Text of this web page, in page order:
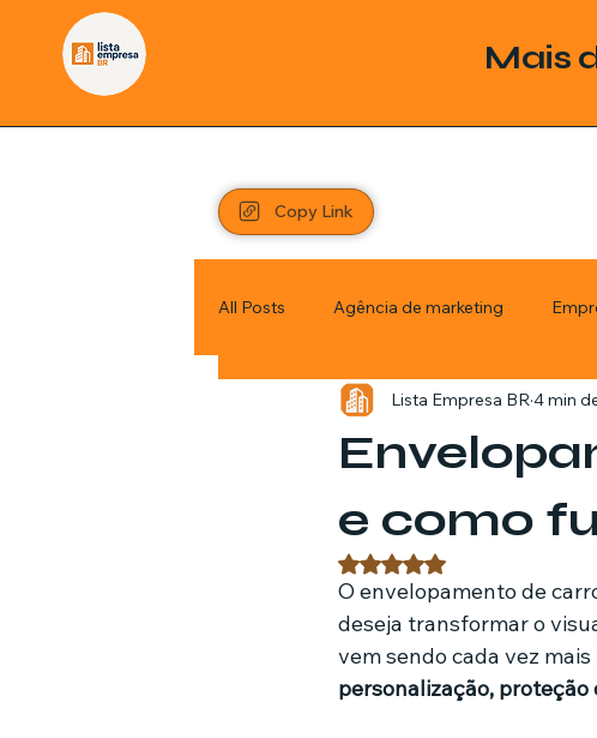
Mais
Copy Link
All Posts Agência de marketing
Saúde Sem
Estratégias de marketing Filmes e
Jardinagem Clínica
e como
Lista Empresa BR 4 min
Avaliado com NaN de 5
O envelopamento de
deseja transformar o
vem sendo cada vez
personalização,